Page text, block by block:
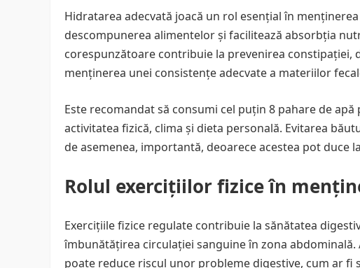
Hidratarea adecvată joacă un rol esențial în
descompunerea alimentelor și facilitează absorbția
corespunzătoare contribuie la prevenirea constipației,
menținerea unei consistențe adecvate a materiilor
Este recomandat să consumi cel puțin 8 pahare de
activitatea fizică, clima și dieta personală. Evitarea
de asemenea, importantă, deoarece acestea pot duce
Rolul exercițiilor fizice în
Exercițiile fizice regulate contribuie la sănătatea
îmbunătățirea circulației sanguine în zona
poate reduce riscul unor probleme digestive, cum ar